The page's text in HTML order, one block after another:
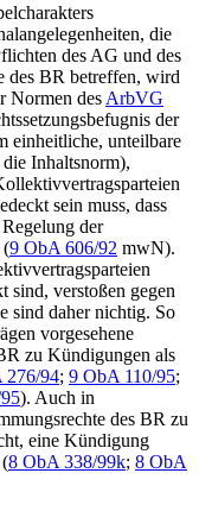
die
des AG und des
des BR betreffen, wird
Normen des ArbVG
der
einheitliche, unteilbare
Inhaltsnorm),
sein muss, dass
der
(9 ObA 606/92 mwN).
sind, verstoßen gegen
sind daher nichtig. So
vorgesehene
zu Kündigungen als
276/94; 9 ObA 110/95;
). Auch in
des BR zu
eine Kündigung
8 ObA 338/99k; 8 ObA